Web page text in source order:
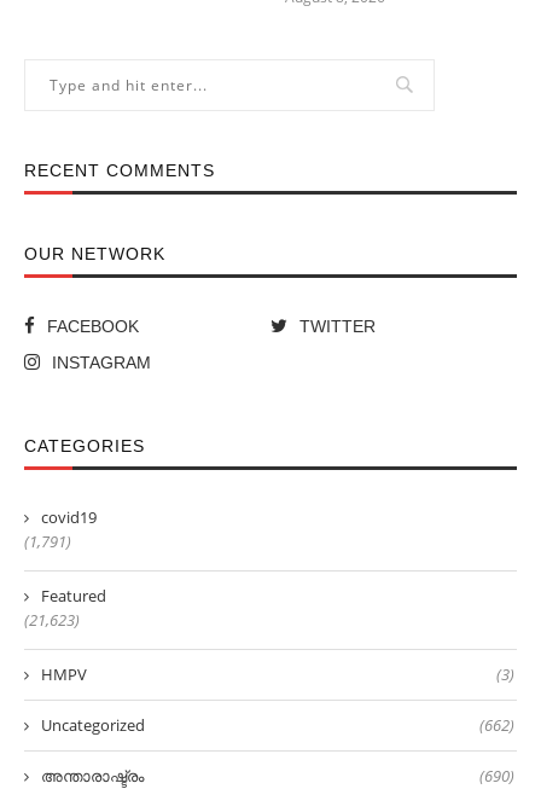
RECENT COMMENTS
OUR NETWORK
FACEBOOK
TWITTER
INSTAGRAM
CATEGORIES
covid19
(1,791)
Featured
(21,623)
HMPV (3)
Uncategorized (662)
അന്താരാഷ്ട്രം (690)